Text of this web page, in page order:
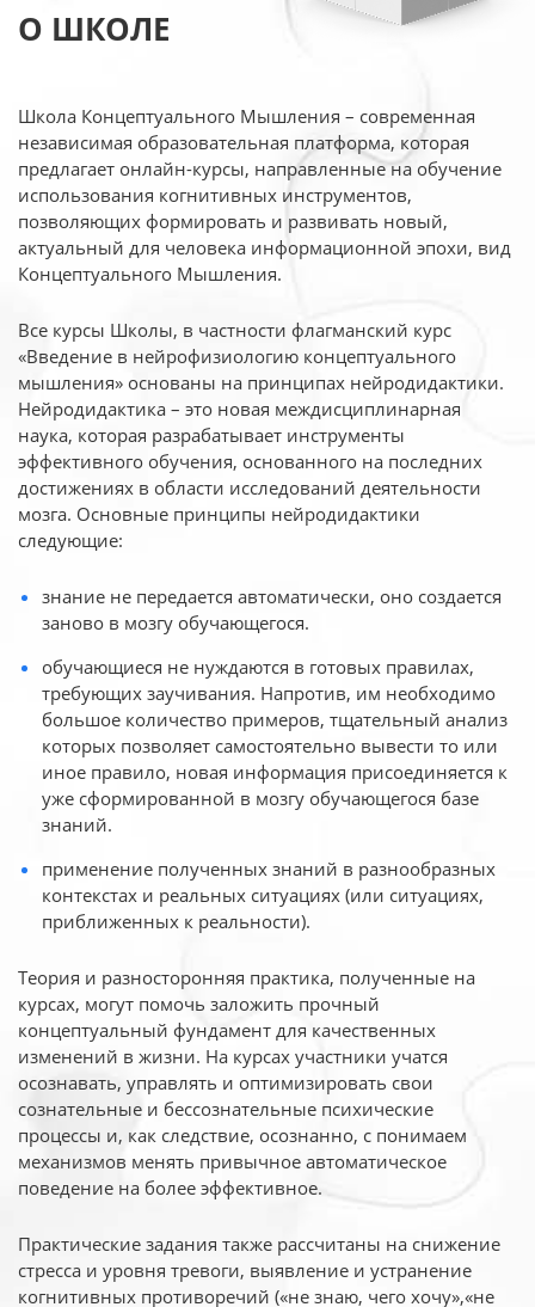
О ШКОЛЕ
Школа Концептуального Мышления – современная
независимая образовательная платформа, которая
предлагает онлайн-курсы, направленные на обучение
использования когнитивных инструментов,
позволяющих формировать и развивать новый,
актуальный для человека информационной эпохи, вид
Концептуального Мышления.
Все курсы Школы, в частности флагманский курс
«Введение в нейрофизиологию концептуального
мышления» основаны на принципах нейродидактики.
Нейродидактика – это новая междисциплинарная
наука, которая разрабатывает инструменты
эффективного обучения, основанного на последних
достижениях в области исследований деятельности
мозга. Основные принципы нейродидактики
следующие:
знание не передается автоматически, оно создается
заново в мозгу обучающегося.
обучающиеся не нуждаются в готовых правилах,
требующих заучивания. Напротив, им необходимо
большое количество примеров, тщательный анализ
которых позволяет самостоятельно вывести то или
иное правило, новая информация присоединяется к
уже сформированной в мозгу обучающегося базе
знаний.
применение полученных знаний в разнообразных
контекстах и реальных ситуациях (или ситуациях,
приближенных к реальности).
Теория и разносторонняя практика, полученные на
курсах, могут помочь заложить прочный
концептуальный фундамент для качественных
изменений в жизни. На курсах участники учатся
осознавать, управлять и оптимизировать свои
сознательные и бессознательные психические
процессы и, как следствие, осознанно, с понимаем
механизмов менять привычное автоматическое
поведение на более эффективное.
Практические задания также рассчитаны на снижение
стресса и уровня тревоги, выявление и устранение
когнитивных противоречий («не знаю, чего хочу»,«не